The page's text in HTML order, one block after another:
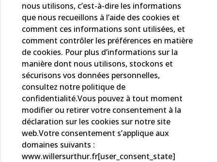
nous utilisons, c’est-à-dire les informations
que nous recueillons à l’aide des cookies et
comment ces informations sont utilisées, et
comment contrôler les préférences en matière
de cookies. Pour plus d’informations sur la
manière dont nous utilisons, stockons et
sécurisons vos données personnelles,
consultez notre politique de
confidentialité.Vous pouvez à tout moment
modifier ou retirer votre consentement à la
déclaration sur les cookies sur notre site
web.Votre consentement s’applique aux
domaines suivants :
www.willersurthur.fr[user_consent_state]